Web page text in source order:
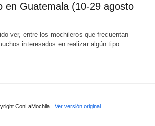
en Guatemala (10-29 agosto
ver, entre los mochileros que frecuentan
interesados en realizar algún tipo…
ConLaMochila Ver versión original